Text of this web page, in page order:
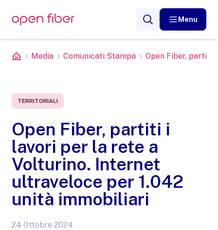
Menu
Media Comunicati Stampa Open Fiber, partiti
TERRITORIALI
Open Fiber, partiti i
lavori per la rete a
Volturino. Internet
ultraveloce per 1.042
unità immobiliari
24 Ottobre 2024